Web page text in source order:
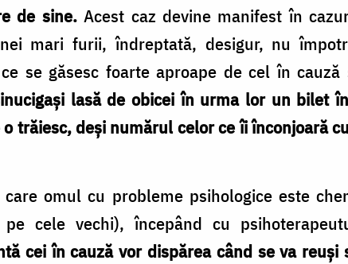
de sine.Acest caz devine manifest în
mari furii, îndreptată, desigur, nu
se găsesc foarte aproape de cel în
lasă de obicei în urma lor un bilet
trăiesc, deși numărul celor ce îi înconjoară
omul cu probleme psihologice este
cele vechi), începând cu
cei în cauză vor dispărea când se va